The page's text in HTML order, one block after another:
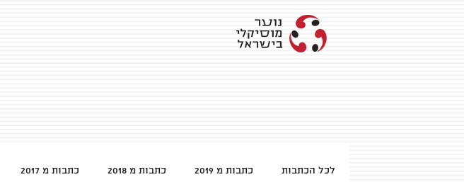
לכל הכתבות כתבות מ 2019 כתבות מ 2018 כתבות מ 2017